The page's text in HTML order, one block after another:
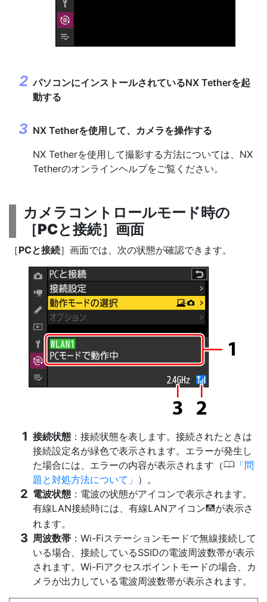
パソコンにインストールされているNX Tetherを起
動する
NX Tetherを使用して、カメラを操作する
NX Tetherを使用して撮影する方法については、NX
Tetherのオンラインヘルプをご覧ください。
カメラコントロールモード時の
［PCと接続］画面
［PCと接続］画面では、次の状態が確認できます。
接続状態 ：接続状態を表します。接続されたときは
接続設定名が緑色で表示されます。エラーが発生し
た場合には、エラーの内容が表示されます（0
問
題と対処方法について
）。
電波状態 ：電波の状態がアイコンで表示されます。
有線LAN接続時には、有線LANアイコンdが表示さ
れます。
周波数帯 ：Wi-Fiステーションモードで無線接続して
いる場合、接続しているSSIDの電波周波数帯が表示
されます。Wi-Fiアクセスポイントモードの場合、カ
メラが出力している電波周波数帯が表示されます。